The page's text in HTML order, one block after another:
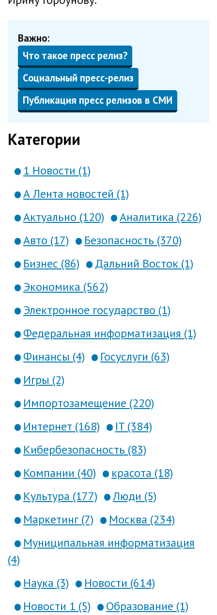
Важно:
Что такое пресс релиз?
Социальный пресс-релиз
Публикация пресс релизов в СМИ
Категории
1 Новости (1)
А Лента новостей (1)
Актуально (120)
Аналитика (226)
Авто (17)
Безопасность (370)
Бизнес (86)
Дальний Восток (1)
Экономика (562)
Электронное государство (1)
Федеральная информатизация (1)
Финансы (4)
Госуслуги (63)
Игры (2)
Импортозамещение (220)
Интернет (168)
IT (384)
Кибербезопасность (83)
Компании (40)
красота (18)
Культура (177)
Люди (5)
Маркетинг (7)
Москва (234)
Муниципальная информатизация
(4)
Наука (3)
Новости (614)
Новости 1 (5)
Образование (1)